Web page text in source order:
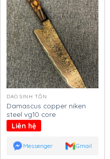
DAO SINH TỒN
Damascus copper niken
steel vg10 core
Liên hệ
Messenger Gmail